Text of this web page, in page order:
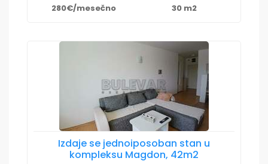
280€/mesečno 30 m2
Izdaje se jednoiposoban stan u
kompleksu Magdon, 42m2